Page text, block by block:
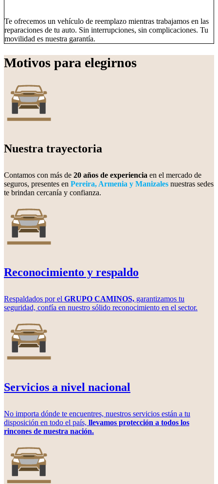
Te ofrecemos un vehículo de reemplazo mientras trabajamos en las
reparaciones de tu auto. Sin interrupciones, sin complicaciones. Tu
movilidad es nuestra garantía.
Motivos para elegirnos
Nuestra trayectoria
Contamos con más de 20 años de experiencia en el mercado de
seguros, presentes en Pereira, Armenia y Manizales nuestras sedes
te brindan cercanía y confianza.
Reconocimiento y respaldo
Respaldados por el GRUPO CAMINOS, garantizamos tu
seguridad, confía en nuestro sólido reconocimiento en el sector.
Servicios a nivel nacional
No importa dónde te encuentres, nuestros servicios están a tu
disposición en todo el país, llevamos protección a todos los
rincones de nuestra nación.